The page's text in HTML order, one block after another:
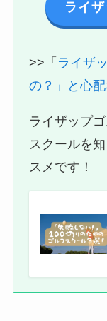
ライ
>>「 ライザ
の？」と心
ライザップ
スクールを
スメです！